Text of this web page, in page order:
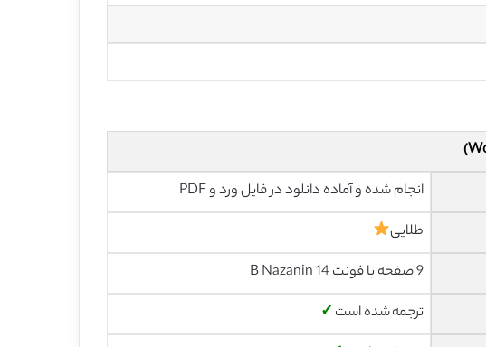
انجام شده و آماده دانلود در فایل ورد و PDF
طلایی
9 صفحه با فونت 14 B Nazanin
ترجمه شده است ✓